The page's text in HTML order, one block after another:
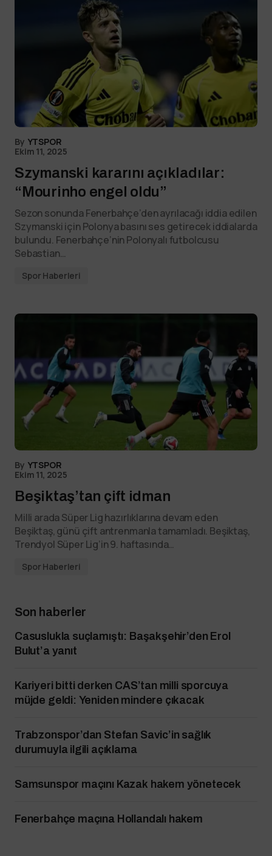
By YTSPOR
Ekim 11, 2025
Szymanski kararını açıkladılar:
“Mourinho engel oldu”
Sezon sonunda Fenerbahçe’den ayrılacağı iddia edilen
Szymanski için Polonya basını ses getirecek iddialarda
bulundu. Fenerbahçe’nin Polonyalı futbolcusu
Sebastian…
Spor Haberleri
By YTSPOR
Ekim 11, 2025
Beşiktaş’tan çift idman
Milli arada Süper Lig hazırlıklarına devam eden
Beşiktaş, günü çift antrenmanla tamamladı. Beşiktaş,
Trendyol Süper Lig’in 9. haftasında…
Spor Haberleri
Son haberler
Casuslukla suçlamıştı: Başakşehir’den Erol
Bulut’a yanıt
Kariyeri bitti derken CAS’tan milli sporcuya
müjde geldi: Yeniden mindere çıkacak
Trabzonspor’dan Stefan Savic’in sağlık
durumuyla ilgili açıklama
Samsunspor maçını Kazak hakem yönetecek
Fenerbahçe maçına Hollandalı hakem